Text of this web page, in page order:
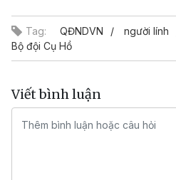
Tag: QĐNDVN người lính
Bộ đội Cụ Hồ
Viết bình luận